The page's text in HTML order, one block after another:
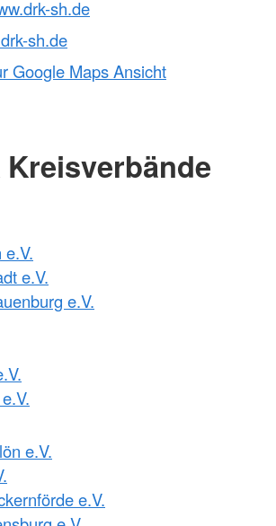
sh.de
sh.de
Google Maps Ansicht
Kreisverbände
e.V.
e.V.
e.V.
e.V.